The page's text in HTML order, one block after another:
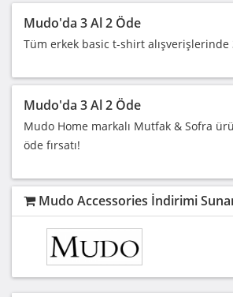
Mudo'da 3 Al 2 Öde
Tüm erkek basic t-shirt alışverişlerinde
Mudo'da 3 Al 2 Öde
Mudo Home markalı Mutfak & Sofra
öde fırsatı!
Mudo Accessories İndirimi